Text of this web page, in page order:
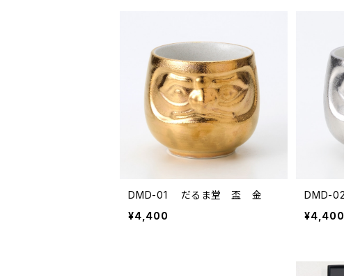
DMD-01 だるま堂 盃 金
¥4,400
DMD-
¥4,400